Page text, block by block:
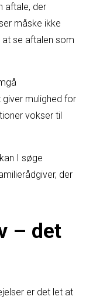
aftale, der
måske ikke
se aftalen som
mulighed for
vokser til
I søge
der
– det
er det let at